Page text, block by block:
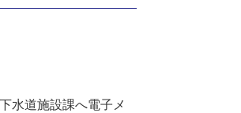
水道施設課へ電子メ